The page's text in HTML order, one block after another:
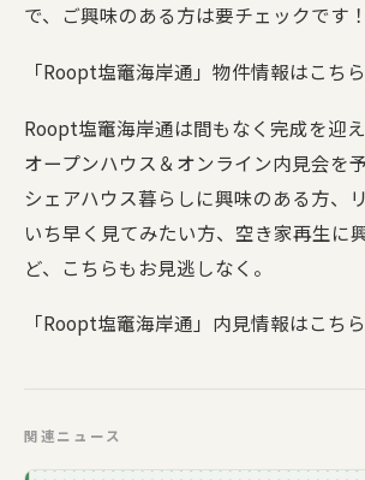
で、ご興味のある方は要チェックです！
「Roopt塩竈海岸通」物件情報はこちら
Roopt塩竈海岸通は間もなく完成を迎
オープンハウス＆オンライン内見会を
シェアハウス暮らしに興味のある方、
いち早く見てみたい方、空き家再生に
ど、こちらもお見逃しなく。
「Roopt塩竈海岸通」内見情報はこちら
関連ニュース